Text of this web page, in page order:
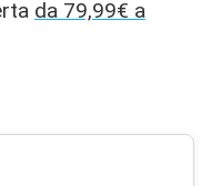
da 79,99€ a